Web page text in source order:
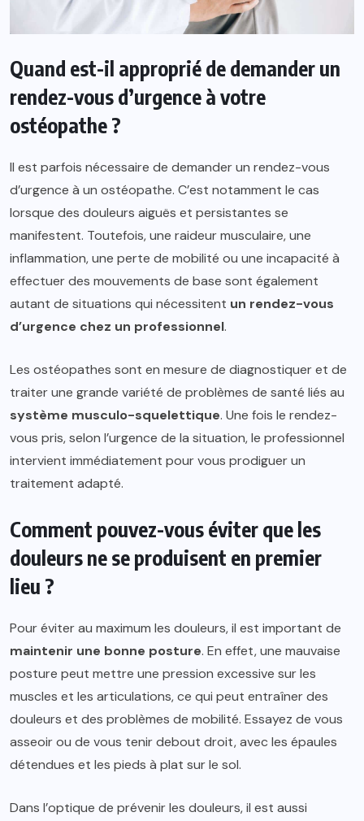
Quand est-il approprié de demander un
rendez-vous d’urgence à votre
ostéopathe ?
Il est parfois nécessaire de demander un rendez-vous
d’urgence à un ostéopathe. C’est notamment le cas
lorsque des douleurs aiguës et persistantes se
manifestent. Toutefois, une raideur musculaire, une
inflammation, une perte de mobilité ou une incapacité à
effectuer des mouvements de base sont également
autant de situations qui nécessitent un rendez-vous
d’urgence chez un professionnel.
Les ostéopathes sont en mesure de diagnostiquer et de
traiter une grande variété de problèmes de santé liés au
système musculo-squelettique. Une fois le rendez-
vous pris, selon l’urgence de la situation, le professionnel
intervient immédiatement pour vous prodiguer un
traitement adapté.
Comment pouvez-vous éviter que les
douleurs ne se produisent en premier
lieu ?
Pour éviter au maximum les douleurs, il est important de
maintenir une bonne posture. En effet, une mauvaise
posture peut mettre une pression excessive sur les
muscles et les articulations, ce qui peut entraîner des
douleurs et des problèmes de mobilité. Essayez de vous
asseoir ou de vous tenir debout droit, avec les épaules
détendues et les pieds à plat sur le sol.
Dans l’optique de prévenir les douleurs, il est aussi